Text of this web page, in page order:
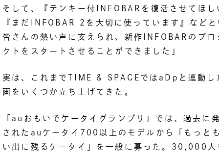
そして、『テンキー付INFOBARを復活させてほし
『まだINFOBAR 2を大切に使っています』など
皆さんの熱い声に支えられ、新作INFOBARのプロ
クトをスタートさせることができました」
実は、これまでTIME & SPACEではaDpと連動し
画をいくつか立ち上げてきた。
「auおもいでケータイグランプリ」では、過去に
されたauケータイ700以上のモデルから「もっと
い出に残るケータイ」を一般に募った。30,000人